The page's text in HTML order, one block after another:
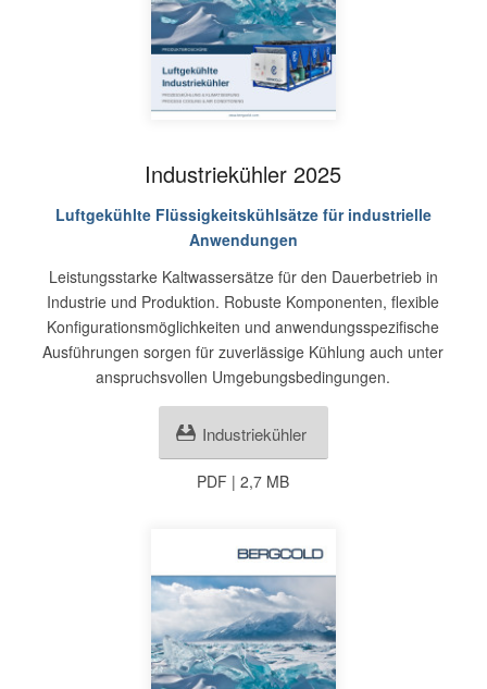
Industriekühler 2025
Luftgekühlte Flüssigkeitskühlsätze für industrielle
Anwendungen
Leistungsstarke Kaltwassersätze für den Dauerbetrieb in
Industrie und Produktion. Robuste Komponenten, flexible
Konfigurationsmöglichkeiten und anwendungsspezifische
Ausführungen sorgen für zuverlässige Kühlung auch unter
anspruchsvollen Umgebungsbedingungen.
Industriekühler
PDF | 2,7 MB